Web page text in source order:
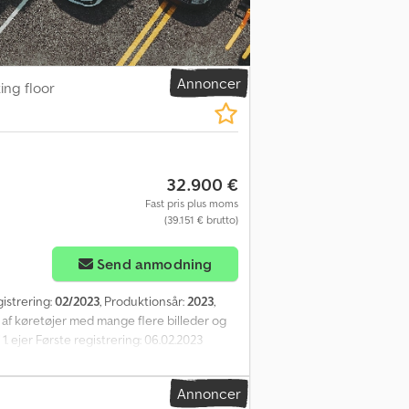
venstre: 9 mm; Dækmønster højre: 8 mm
venstre: 8 mm; Dækmønster højre:
Emissionsklasse: Euro 0
tilstand: Gennemsnitlig Teknisk
= Kleyn Trucks er en af
mellem et konstant skiftende udvalg af
europæiske mærker og modelår samt
skiftende udvalg • Genkendelig
vores kunder • Assistance med
service • Sikkerheden ved "genkendelig
og et komplet lager: Leasing via Kleyn
og send en forespørgsel via vores
Annoncer
floor
32.900 €
Fast pris plus moms
(39.151 € brutto)
Send anmodning
02/2023, Produktionsår: 2023,
af køretøjer med mange flere billeder og
ejer Første registrering: 06.02.2023
42.000 Egenvægt (kg): 7.990
22,5 Akselkonfiguration: 3 aksler Jost
Bredde (m): 2,48 Længde (m): 13,50Annoncer